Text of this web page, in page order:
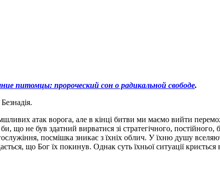
питомцы: пророческий сон о радикальной свободе.
атак ворога, але в кінці битви ми маємо вийти
що не був здатний вирватися зі стратегічного,
посмішка зникає з їхніх облич. У їхню душу
що Бог їх покинув. Однак суть їхньої ситуації криється